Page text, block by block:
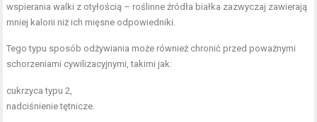
wspierania walki z otyłością – roślinne źródła białka zazwyczaj zawierają
mniej kalorii niż ich mięsne odpowiedniki.
Tego typu sposób odżywiania może również chronić przed poważnymi
schorzeniami cywilizacyjnymi, takimi jak:
cukrzyca typu 2
nadciśnienie tętnicze.